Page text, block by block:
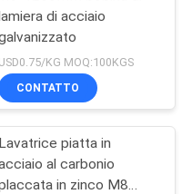
di acciaio
USD0.75/KG MOQ:100KGS
CONTATTO
Lavatrice piatta in
al carbonio
in zinco M8